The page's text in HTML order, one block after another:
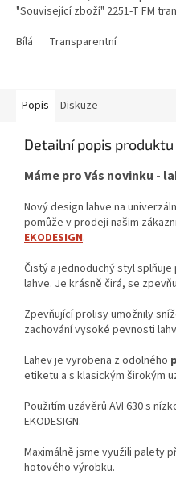
"Související zboží" 2251-T FM
Bílá
Transparentní
Popis Diskuze
Detailní popis produktu
Máme pro Vás novinku -
Nový design lahve na
pomůže v prodeji našim
EKODESIGN.
Čistý a jednoduchý styl
lahve. Je krásně čirá, se
Zpevňující prolisy umožnily
zachování vysoké pevnosti
Lahev je vyrobena z odolného
etiketu a s klasickým širokým
Použitím uzávěrů AVI 630 s
EKODESIGN.
Maximálně jsme využili palety
hotového výrobku.